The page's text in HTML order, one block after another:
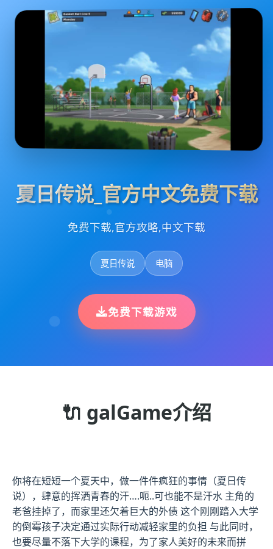
夏日传说_官方中文免费下载
免费下载,官方攻略,中文下载
夏日传说 电脑
免费下载游戏
🔌 galGame介绍
你将在短短一个夏天中，做一件件疯狂的事情（夏日传
说），肆意的挥洒青春的汗….呃..可也能不是汗水 主角的
老爸挂掉了，而家里还欠着巨大的外债 这个刚刚踏入大学
的倒霉孩子决定通过实际行动减轻家里的负担 与此同时，
也要尽量不落下大学的课程，为了家人美好的未来而拼